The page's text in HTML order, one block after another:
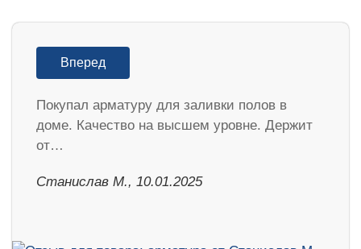
Вперед
Покупал арматуру для заливки полов в
доме. Качество на высшем уровне. Держит
от…
Станислав М., 10.01.2025